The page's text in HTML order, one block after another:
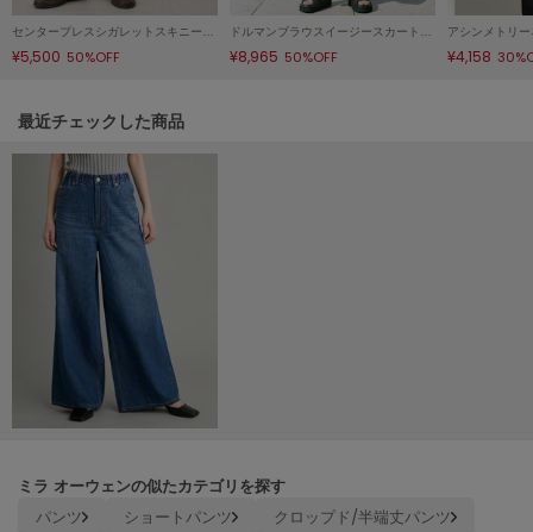
MUCHA
ミュシャ
NEW Balance
ニューバランス
NIKE
ナウンス
On
オン
センタープレスシガレットスキニーデニムパンツ
¥5,500 50%OFF
ドルマンブラウスイージースカートＳＥＴＵＰ
¥8,965 50%OFF
アシンメトリ
¥4,158
関連記事
最近チェックした商品
ミラ オーウェンの似たカテゴリを探す
パンツ ショートパンツ
クロップド/半端丈パンツ